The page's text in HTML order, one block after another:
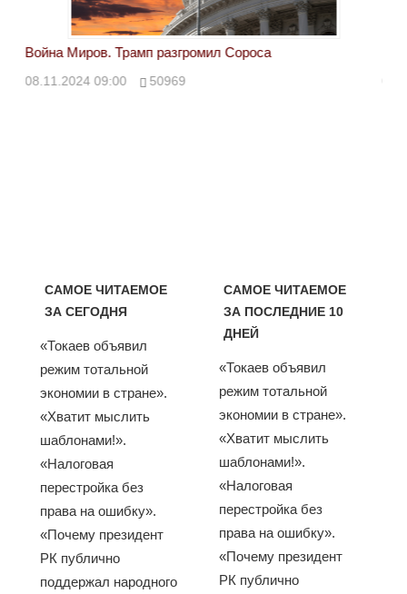
Война Миров. Трамп разгромил Сороса
08.11.2024 09:00 50969
САМОЕ ЧИТАЕМОЕ
ЗА СЕГОДНЯ
«Токаев объявил
режим тотальной
экономии в стране».
«Хватит мыслить
шаблонами!».
«Налоговая
перестройка без
права на ошибку».
«Почему президент
РК публично
поддержал народного
САМОЕ ЧИТАЕМОЕ
ЗА ПОСЛЕДНИЕ 10
ДНЕЙ
«Токаев объявил
режим тотальной
экономии в стране».
«Хватит мыслить
шаблонами!».
«Налоговая
перестройка без
права на ошибку».
«Почему президент
РК публично